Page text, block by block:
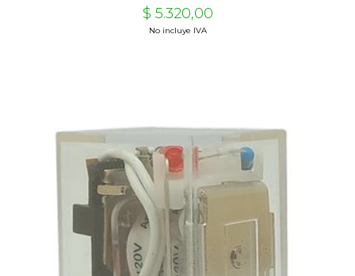
$ 5.320,00
No incluye IVA